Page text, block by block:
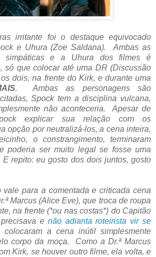
irritante foi o destaque equivocado
e Uhura (Zoe Saldana). Ambas as
simpáticas e a Uhura dos filmes é
só que colocar até uma DR (Discussão
dois, na frente do Kirk, e durante uma
. Ambas as personagens são
Spock tem a disciplina vulcana,
não aconteceria. Apesar de
explicar sua relação com os
opção por neutralizá-los, a cena inteira,
o constrangimento, terminaram
poderia ser muito legal se fosse uma
repito: eu gosto dos dois juntos, gosto
vale para a comentada e criticada cena
Marcus (Alice Eve), que troca de roupa
na frente (*ou nas costas*) do Capitão
e não adianta roteirista vir se
colocaram a cena inútil simplesmente
corpo da moça. Como a Dr.ª Marcus
Kirk, se houver outro filme, ela volta, e